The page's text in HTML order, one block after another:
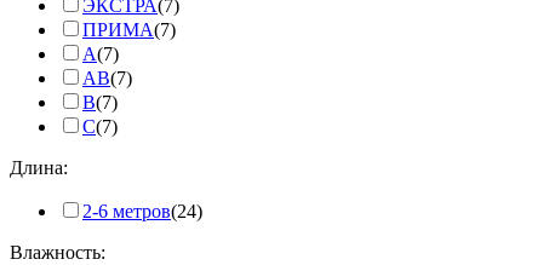
ЭКСТРА(7)
ПРИМА(7)
А(7)
AB(7)
B(7)
C(7)
Длина:
2-6 метров(24)
Влажность: